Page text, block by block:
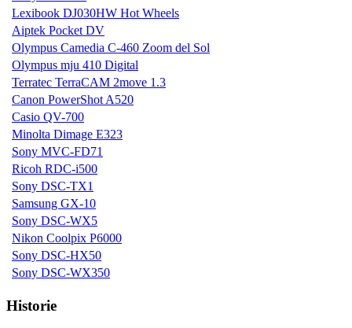
Lexibook DJ030HW Hot Wheels
Aiptek Pocket DV
Olympus Camedia C-460 Zoom del Sol
Olympus mju 410 Digital
Terratec TerraCAM 2move 1.3
Canon PowerShot A520
Casio QV-700
Minolta Dimage E323
Sony MVC-FD71
Ricoh RDC-i500
Sony DSC-TX1
Samsung GX-10
Sony DSC-WX5
Nikon Coolpix P6000
Sony DSC-HX50
Sony DSC-WX350
Historie